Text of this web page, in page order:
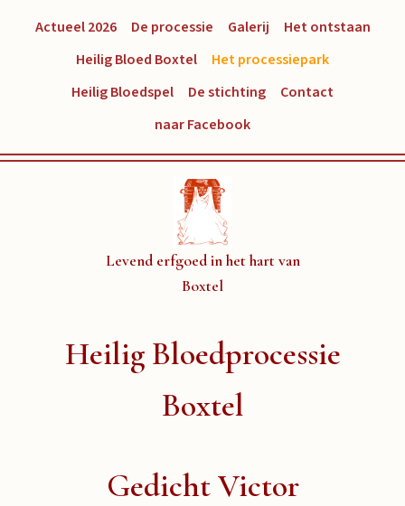
Actueel 2026 De processie Galerij
Het ontstaan
Heilig Bloed Boxtel
Het processiepark
Heilig Bloedspel
De stichting
Contact
naar Facebook
Levend erfgoed in het hart van
Boxtel
Heilig Bloedprocessie
Boxtel
Gedicht Victor